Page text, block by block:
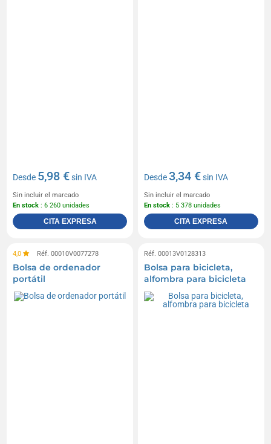
Desde 5,98 €sin IVA
Sin incluir el marcado
En stock : 6 260 unidades
CITA EXPRESA
Desde3,34 €sin IVA
Sin incluir el marcado
En stock : 5 378 unidades
CITA EXPRESA
4,0 Réf. 00010V0077278
Bolsa de ordenador
portátil
Réf. 00013V0128313
Bolsa para bicicleta,
alfombra para bicicleta